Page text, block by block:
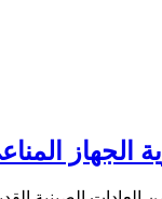
الجهاز